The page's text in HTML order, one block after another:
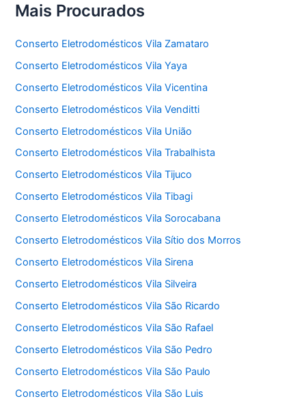
Mais Procurados
Conserto Eletrodomésticos Vila Zamataro
Conserto Eletrodomésticos Vila Yaya
Conserto Eletrodomésticos Vila Vicentina
Conserto Eletrodomésticos Vila Venditti
Conserto Eletrodomésticos Vila União
Conserto Eletrodomésticos Vila Trabalhista
Conserto Eletrodomésticos Vila Tijuco
Conserto Eletrodomésticos Vila Tibagi
Conserto Eletrodomésticos Vila Sorocabana
Conserto Eletrodomésticos Vila Sítio dos Morros
Conserto Eletrodomésticos Vila Sirena
Conserto Eletrodomésticos Vila Silveira
Conserto Eletrodomésticos Vila São Ricardo
Conserto Eletrodomésticos Vila São Rafael
Conserto Eletrodomésticos Vila São Pedro
Conserto Eletrodomésticos Vila São Paulo
Conserto Eletrodomésticos Vila São Luis